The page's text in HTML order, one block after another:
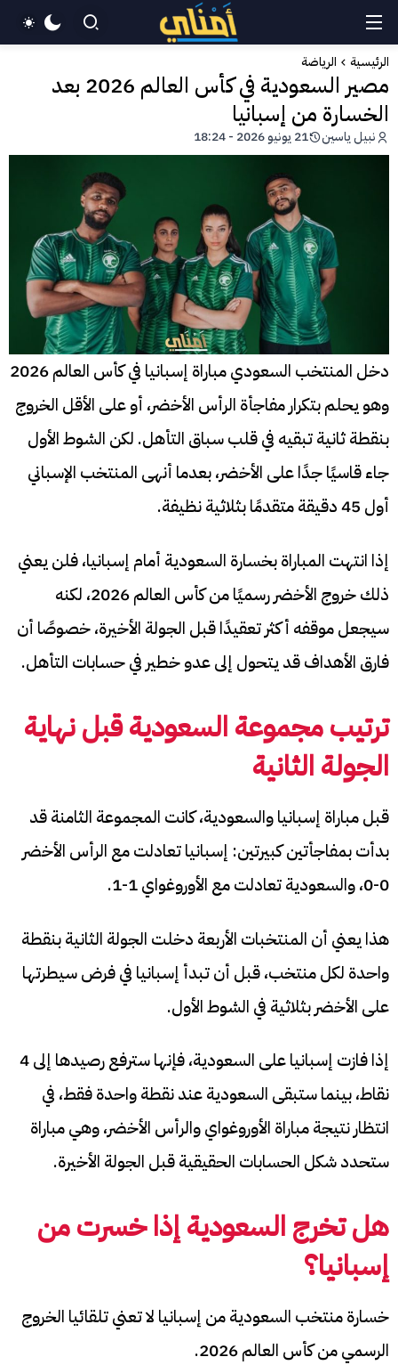
الرئيسية الرياضة
مصير السعودية في كأس العالم 2026 بعد
الخسارة من إسبانيا
نبيل ياسين 21 يونيو 2026 - 18:24
دخل المنتخب السعودي مباراة إسبانيا في كأس العالم 2026
وهو يحلم بتكرار مفاجأة الرأس الأخضر، أو على الأقل الخروج
بنقطة ثانية تبقيه في قلب سباق التأهل. لكن الشوط الأول
جاء قاسيًا جدًا على الأخضر، بعدما أنهى المنتخب الإسباني
أول 45 دقيقة متقدمًا بثلاثية نظيفة.
إذا انتهت المباراة بخسارة السعودية أمام إسبانيا، فلن يعني
ذلك خروج الأخضر رسميًا من كأس العالم 2026، لكنه
سيجعل موقفه أكثر تعقيدًا قبل الجولة الأخيرة، خصوصًا أن
فارق الأهداف قد يتحول إلى عدو خطير في حسابات التأهل.
ترتيب مجموعة السعودية قبل نهاية
الجولة الثانية
قبل مباراة إسبانيا والسعودية، كانت المجموعة الثامنة قد
بدأت بمفاجأتين كبيرتين: إسبانيا تعادلت مع الرأس الأخضر
0-0، والسعودية تعادلت مع الأوروغواي 1-1.
هذا يعني أن المنتخبات الأربعة دخلت الجولة الثانية بنقطة
واحدة لكل منتخب، قبل أن تبدأ إسبانيا في فرض سيطرتها
على الأخضر بثلاثية في الشوط الأول.
إذا فازت إسبانيا على السعودية، فإنها سترفع رصيدها إلى 4
نقاط، بينما ستبقى السعودية عند نقطة واحدة فقط، في
انتظار نتيجة مباراة الأوروغواي والرأس الأخضر، وهي مباراة
ستحدد شكل الحسابات الحقيقية قبل الجولة الأخيرة.
هل تخرج السعودية إذا خسرت من
إسبانيا؟
خسارة منتخب السعودية من إسبانيا لا تعني تلقائيا الخروج
الرسمي من كأس العالم 2026.